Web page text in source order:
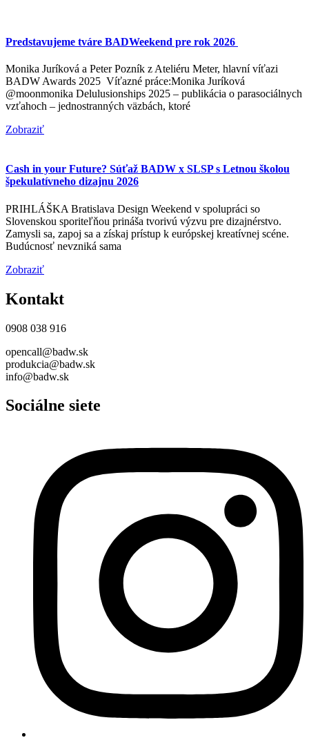
Predstavujeme tváre BADWeekend pre rok 2026
Monika Juríková a Peter Pozník z Ateliéru Meter, hlavní víťazi
BADW Awards 2025 Víťazné práce:Monika Juríková
@moonmonika Delulusionships 2025 – publikácia o parasociálnych
vzťahoch – jednostranných väzbách, ktoré
Zobraziť
Cash in your Future? Súťaž BADW x SLSP s Letnou školou
špekulatívneho dizajnu 2026
PRIHLÁŠKA Bratislava Design Weekend v spolupráci so
Slovenskou sporiteľňou prináša tvorivú výzvu pre dizajnérstvo.
Zamysli sa, zapoj sa a získaj prístup k európskej kreatívnej scéne.
Budúcnosť nevzniká sama
Zobraziť
Kontakt
0908 038 916
opencall@badw.sk
produkcia@badw.sk
info@badw.sk
Sociálne siete